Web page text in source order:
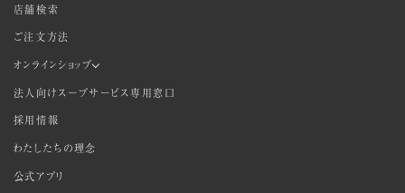
店舗検索
ご注文方法
オンラインショップ
法人向けスープサービス専用窓口
採用情報
わたしたちの理念
公式アプリ